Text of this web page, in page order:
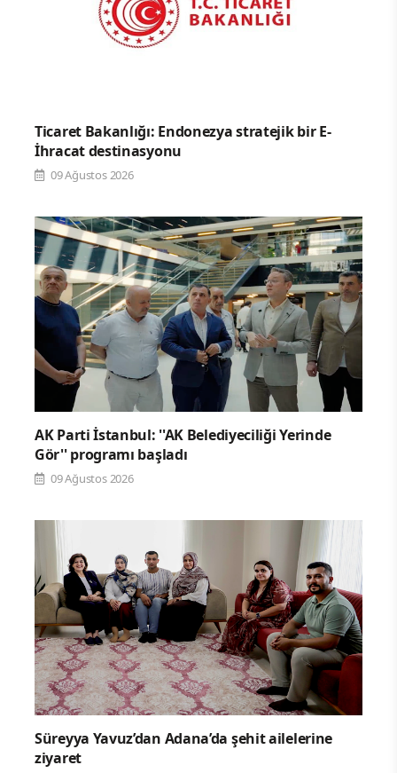
Ticaret Bakanlığı: Endonezya stratejik bir E-
İhracat destinasyonu
09 Ağustos 2026
AK Parti İstanbul: ''AK Belediyeciliği Yerinde
Gör'' programı başladı
09 Ağustos 2026
Süreyya Yavuz’dan Adana’da şehit ailelerine
ziyaret